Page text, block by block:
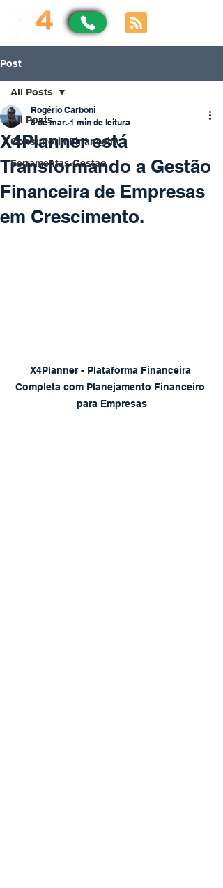
Post
All Posts
Consultoria Financeira
Ferramentas Gestao
All Posts
X4Planner está
Transformando a Gestão
Financeira de Empresas
em Crescimento.
Rogério Carboni
8 de mar. 1 min de leitura
X4Planner - Plataforma Financeira
Completa com Planejamento Financeiro
para Empresas